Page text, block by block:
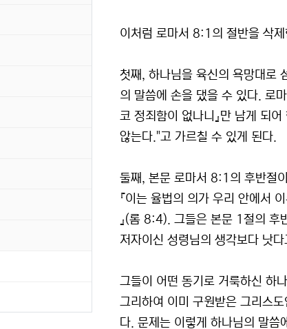
이처럼 로마서 8:1의 절반을 삭
첫째, 하나님을 육신의 욕망대로
의 말씀에 손을 댔을 수 있다. 로
코 정죄함이 없나니』만 남게 되
않는다."고 가르칠 수 있게 된다.
둘째, 본문 로마서 8:1의 후반절
『이는 율법의 의가 우리 안에서
』(롬 8:4). 그들은 본문 1절의 후
저자이신 성령님의 생각보다 낫
그들이 어떤 동기로 거룩하신 하
그리하여 이미 구원받은 그리스
다. 문제는 이렇게 하나님의 말씀